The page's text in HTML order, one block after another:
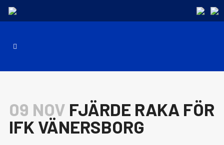
09 NOV FJÄRDE RAKA FÖR
IFK VÄNERSBORG